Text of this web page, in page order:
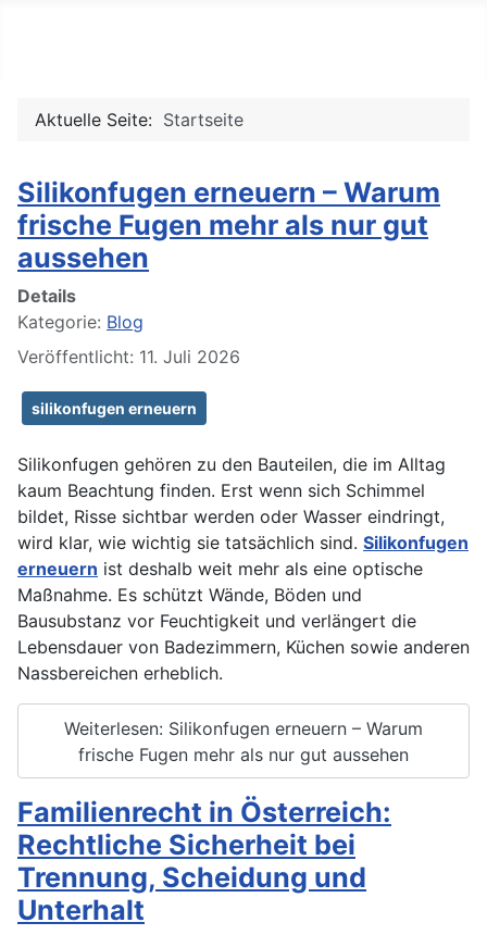
Aktuelle Seite: Startseite
Silikonfugen erneuern – Warum
frische Fugen mehr als nur gut
aussehen
Details
Kategorie: Blog
Veröffentlicht: 11. Juli 2026
silikonfugen erneuern
Silikonfugen gehören zu den Bauteilen, die im Alltag
kaum Beachtung finden. Erst wenn sich Schimmel
bildet, Risse sichtbar werden oder Wasser eindringt,
wird klar, wie wichtig sie tatsächlich sind. Silikonfugen
erneuern ist deshalb weit mehr als eine optische
Maßnahme. Es schützt Wände, Böden und
Bausubstanz vor Feuchtigkeit und verlängert die
Lebensdauer von Badezimmern, Küchen sowie anderen
Nassbereichen erheblich.
Weiterlesen: Silikonfugen erneuern – Warum
frische Fugen mehr als nur gut aussehen
Familienrecht in Österreich:
Rechtliche Sicherheit bei
Trennung, Scheidung und
Unterhalt